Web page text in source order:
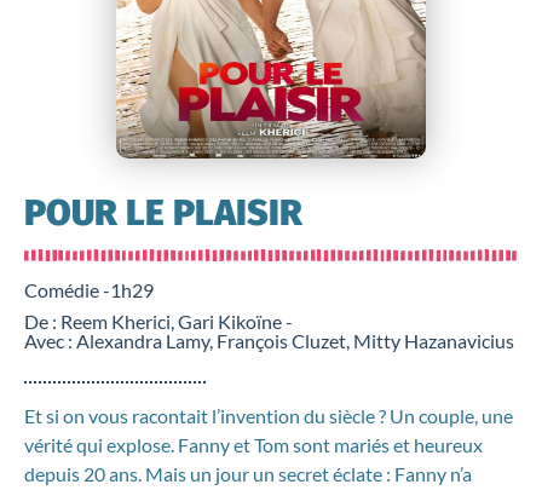
POUR LE PLAISIR
Comédie -1h29
De : Reem Kherici, Gari Kikoïne -
Avec : Alexandra Lamy, François Cluzet, Mitty Hazanavicius
Et si on vous racontait l’invention du siècle ? Un couple, une
vérité qui explose. Fanny et Tom sont mariés et heureux
depuis 20 ans. Mais un jour un secret éclate : Fanny n’a